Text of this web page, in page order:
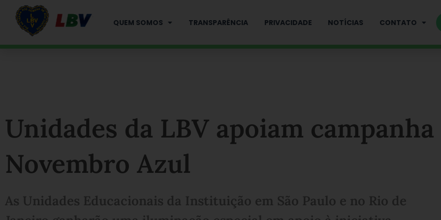
QUEM SOMOS TRANSPARÊNCIA PRIVACIDADE NOTÍCIAS CONTATO
Unidades da LBV apoiam campanha
Novembro Azul
As Unidades Educacionais da Instituição em São Paulo e no Rio de